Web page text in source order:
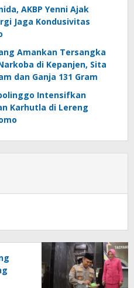
AKBP Yenni Ajak
Jaga Kondusivitas
Amankan Tersangka
di Kepanjen, Sita
dan Ganja 131 Gram
Intensifkan
Karhutla di Lereng